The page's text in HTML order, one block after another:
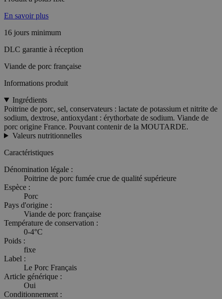
En savoir plus
16 jours minimum
DLC garantie à réception
Viande de porc française
Informations produit
Ingrédients
Poitrine de porc, sel, conservateurs : lactate de potassium et nitrite de
sodium, dextrose, antioxydant : érythorbate de sodium. Viande de
porc origine France. Pouvant contenir de la MOUTARDE.
Valeurs nutritionnelles
Caractéristiques
Dénomination légale :
Poitrine de porc fumée crue de qualité supérieure
Espèce :
Porc
Pays d'origine :
Viande de porc française
Température de conservation :
0-4°C
Poids :
fixe
Label :
Le Porc Français
Article générique :
Oui
Conditionnement :